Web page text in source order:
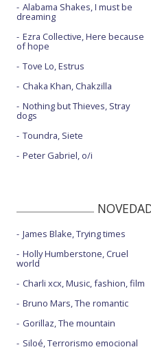
Alabama Shakes, I must be
dreaming
Ezra Collective, Here because
of hope
Tove Lo, Estrus
Chaka Khan, Chakzilla
Nothing but Thieves, Stray
dogs
Toundra, Siete
Peter Gabriel, o/i
James Blake, Trying times
Holly Humberstone, Cruel
world
Charli xcx, Music, fashion, film
Bruno Mars, The romantic
Gorillaz, The mountain
Siloé, Terrorismo emocional